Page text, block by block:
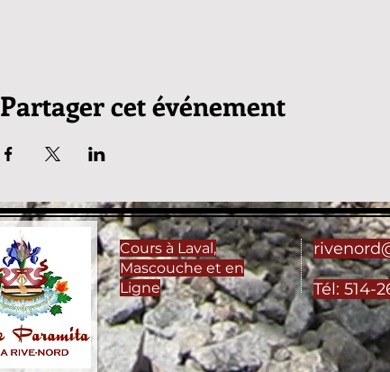
Partager cet événement
Cours à Laval,
Mascouche et en
Ligne
Tél: 514-